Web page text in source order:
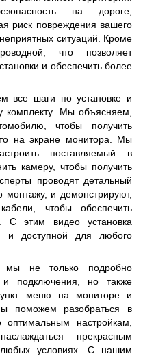
на дороге,
риск повреждения вашего
ситуаций. Кроме
что позволяет
и обеспечить более
все шаги по установке и
комплекту. Мы объясняем,
чтобы получить
на экране монитора. Мы
поставляемый в
камеру, чтобы получить
проводят детальный
монтажу, и демонстрируют,
чтобы обеспечить
С этим видео установка
и доступной для любого
не только подробно
и подключения, но также
меню на мониторе и
поможем разобраться в
настройкам,
прекрасным
условиях. С нашим